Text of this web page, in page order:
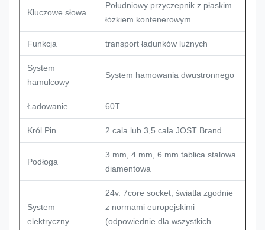
Kluczowe słowa
Południowy przyczepnik z płaskim
łóżkiem kontenerowym
Funkcja transport ładunków luźnych
System
hamulcowy
System hamowania dwustronnego
Ładowanie 60T
Król Pin 2 cala lub 3,5 cala JOST Brand
Podłoga
3 mm, 4 mm, 6 mm tablica stalowa
diamentowa
System
elektryczny
24v. 7core socket, światła zgodnie
z normami europejskimi
(odpowiednie dla wszystkich